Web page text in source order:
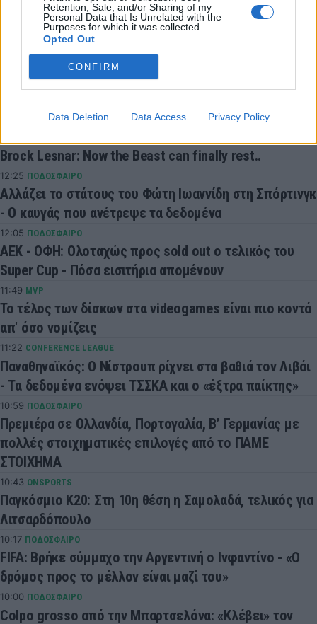
Retention, Sale, and/or Sharing of my
Personal Data that Is Unrelated with the
Purposes for which it was collected.
Opted Out
CONFIRM
Data Deletion Data Access Privacy Policy
GREEK BASKET LEAGUE
ΠΑΟΚ: Στη Θεσσαλονίκη και ο Μουρ - «'Εμεινα για να
διεκδικήσουμε τίτλους»
Μπλόκο στο ΣΕΦ από το Ελεγκτικό Συνέδριο:
Σεπτέμβρη
Brock Lesnar: Now the Beast can finally rest..
12:25 ΠΟΔΟΣΦΑΙΡΟ
Αλλάζει το στάτους του Φώτη Ιωαννίδη στη Σπόρτινγκ
- Ο καυγάς που ανέτρεψε τα δεδομένα
12:05 ΠΟΔΟΣΦΑΙΡΟ
ΑΕΚ - ΟΦΗ: Ολοταχώς προς sold out ο τελικός του
Super Cup - Πόσα εισιτήρια απομένουν
11:49 MVP
Το τέλος των δίσκων στα videogames είναι πιο κοντά
απ' όσο νομίζεις
11:22 CONFERENCE LEAGUE
Παναθηναϊκός: Ο Νίστρουπ ρίχνει στα βαθιά τον Λιβάι
- Τα δεδομένα ενόψει ΤΣΣΚΑ και ο «έξτρα παίκτης»
10:59 ΠΟΔΟΣΦΑΙΡΟ
Πρεμιέρα σε Ολλανδία, Πορτογαλία, Β’ Γερμανίας με
πολλές στοιχηματικές επιλογές από το ΠΑΜΕ
ΣΤΟΙΧΗΜΑ
10:43 ONSPORTS
Παγκόσμιο Κ20: Στη 10η θέση η Σαμολαδά, τελικός για
Λιτσαρδόπουλο
10:17 ΠΟΔΟΣΦΑΙΡΟ
FIFA: Βρήκε σύμμαχο την Αργεντινή ο Ινφαντίνο - «Ο
δρόμος προς το μέλλον είναι μαζί του»
10:00 ΠΟΔΟΣΦΑΙΡΟ
Colpo grosso από την Μπαρτσελόνα: «Κλέβει» τον